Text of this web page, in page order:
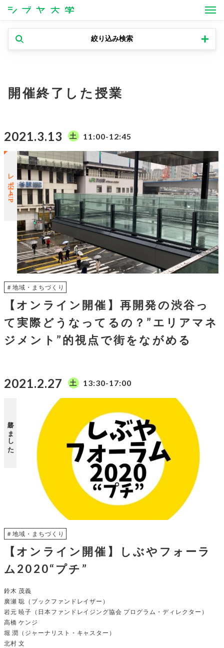
シブヤ大学
絞り込み検索
開催終了した授業
2021.3.13 土 11:00-12:45
レポートUP
＃地域・まちづくり
【オンライン開催】再開発の渋谷っ
て実際どうなってるの？”エリアマネ
ジメント”的視点で街をながめる
2021.2.27 土 13:30-17:00
終了しました
＃地域・まちづくり
【オンライン開催】しぶやフォーラ
ム2020“プチ”
鈴木 茂義
廣瀬 聡（ブックファンドレイザー）
岩元 暁子（日本ファンドレイジング協会 プログラム・ディレクター）
高橋 ケンジ
堀 潤（ジャーナリスト・キャスター）
北村 文